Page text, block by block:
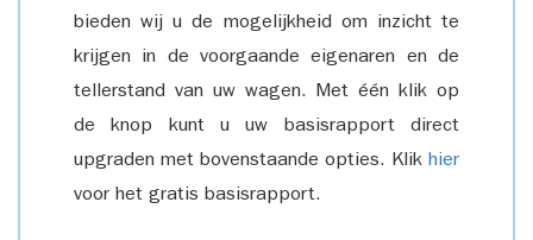
bieden wij u de mogelijkheid om inzicht te
krijgen in de voorgaande eigenaren en de
tellerstand van uw wagen. Met één klik op
de knop kunt u uw basisrapport direct
upgraden met bovenstaande opties. Klik hier
voor het gratis basisrapport.